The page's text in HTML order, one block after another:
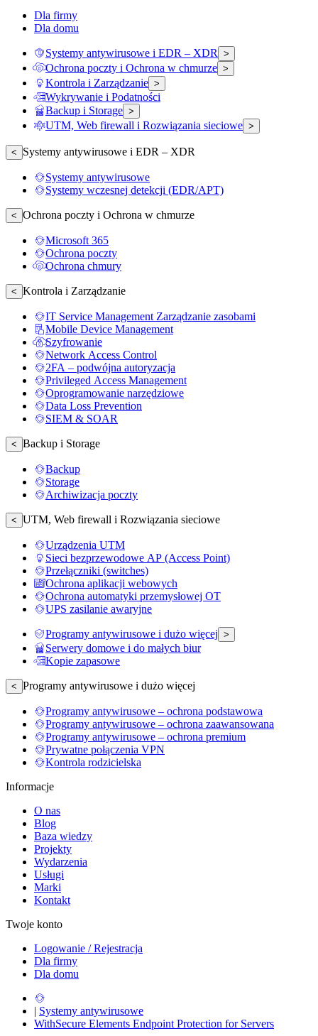
Dla firmy
Dla domu
Systemy antywirusowe i EDR – XDR >
Ochrona poczty i Ochrona w chmurze >
Kontrola i Zarządzanie >
Wykrywanie i Podatności
Backup i Storage >
UTM, Web firewall i Rozwiązania sieciowe >
< Systemy antywirusowe i EDR – XDR
Systemy antywirusowe
Systemy wczesnej detekcji (EDR/APT)
< Ochrona poczty i Ochrona w chmurze
Microsoft 365
Ochrona poczty
Ochrona chmury
< Kontrola i Zarządzanie
IT Service Management Zarządzanie zasobami
Mobile Device Management
Szyfrowanie
Network Access Control
2FA – podwójna autoryzacja
Privileged Access Management
Oprogramowanie narzędziowe
Data Loss Prevention
SIEM & SOAR
< Backup i Storage
Backup
Storage
Archiwizacja poczty
< UTM, Web firewall i Rozwiązania sieciowe
Urządzenia UTM
Sieci bezprzewodowe AP (Access Point)
Przełączniki (switches)
Ochrona aplikacji webowych
Ochrona automatyki przemysłowej OT
UPS zasilanie awaryjne
Programy antywirusowe i dużo więcej >
Serwery domowe i do małych biur
Kopie zapasowe
< Programy antywirusowe i dużo więcej
Programy antywirusowe – ochrona podstawowa
Programy antywirusowe – ochrona zaawansowana
Programy antywirusowe – ochrona premium
Prywatne połączenia VPN
Kontrola rodzicielska
Informacje
O nas
Blog
Baza wiedzy
Projekty
Wydarzenia
Usługi
Marki
Kontakt
Twoje konto
Logowanie / Rejestracja
Dla firmy
Dla domu
| Systemy antywirusowe
WithSecure Elements Endpoint Protection for Servers